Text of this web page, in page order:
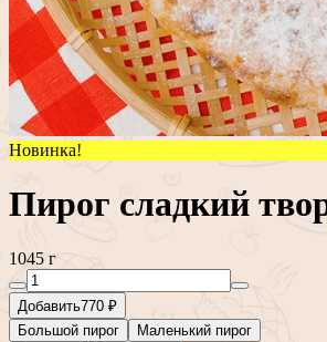
Новинка!
Пирог сладкий
1045 г
Добавить770 ₽
Большой пирог
Маленький пирог